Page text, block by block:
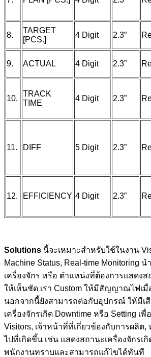
8.
TARGET
[PCS.]
4 Digit 2.3”
9. ACTUAL 4 Digit 2.3”
10.
TRACK
TIME
4 Digit 2.3”
11. DIFF 5 Digit 2.3”
12. EFFICIENCY 4 Digit 2.3”
Solutions นี้จะเหมาะสำหรับใช้ในงาน
Machine Status, Real-time Monitoring
เครื่องจักร หรือ ตำแหน่งที่ต้องการแสดงส
ให้เห็นชัด เรา Custom ให้มีสัญญาณไฟเมื่
นอกจากนี้ยังสามารถต่อกับอุปกรณ์ ให้มีเสี
เครื่องจักรเกิด Downtime หรือ Setting เ
Visitors, เจ้าหน้าที่ที่เกี่ยวข้องกับการผลิต
ไปที่เกิดขึ้น เช่น แสดงสถานะเครื่องจักรเกิ
พนักงานทราบและสามารถแก้ไขได้ทันที